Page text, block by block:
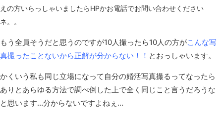
えの方いらっしゃいましたらHPかお電話でお問い合わせください
ネ。。
もう全員そうだと思うのですが10人撮ったら10人の方がこんな写
真撮ったことないから正解が分からない！！ とおっしゃいます。
かくいう私も同じ立場になって自分の婚活写真撮るってなったら
ありとあらゆる方法で調べ倒した上で全く同じこと言うだろうな
と思います…分からないですよねぇ…